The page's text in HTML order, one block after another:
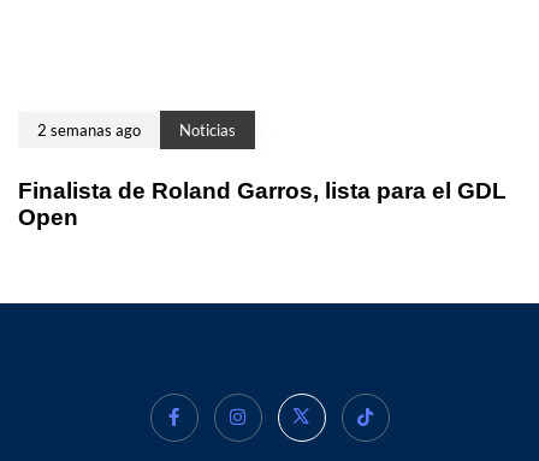
2 semanas ago Noticias
Finalista de Roland Garros, lista para el GDL
Open